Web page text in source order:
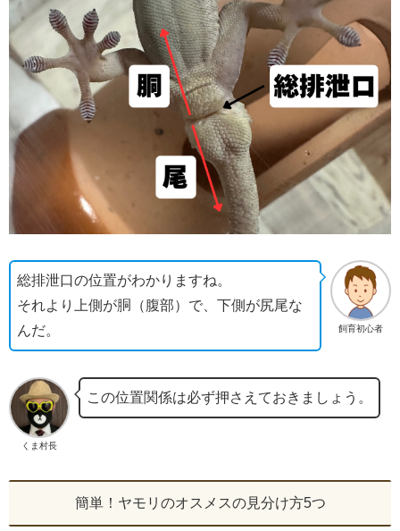
飼育初心者
総排泄口の位置がわかりますね。
それより上側が胴（腹部）で、下側が尻尾な
んだ。
くま村長
この位置関係は必ず押さえておきましょう。
簡単！ヤモリのオスメスの見分け方5つ